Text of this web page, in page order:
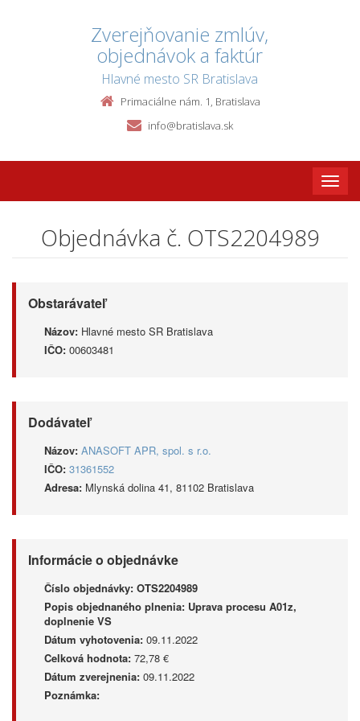
Zverejňovanie zmlúv,
objednávok a faktúr
Hlavné mesto SR Bratislava
Primaciálne nám. 1, Bratislava
info@bratislava.sk
Toggle
Objednávka č. OTS2204989
Obstarávateľ
Názov: Hlavné mesto SR Bratislava
IČO: 00603481
Dodávateľ
Názov: ANASOFT APR, spol. s r.o.
IČO: 31361552
Adresa: Mlynská dolina 41, 81102 Bratislava
Informácie o objednávke
Číslo objednávky: OTS2204989
Popis objednaného plnenia: Uprava procesu A01z,
doplnenie VS
Dátum vyhotovenia: 09.11.2022
Celková hodnota: 72,78 €
Dátum zverejnenia: 09.11.2022
Poznámka: